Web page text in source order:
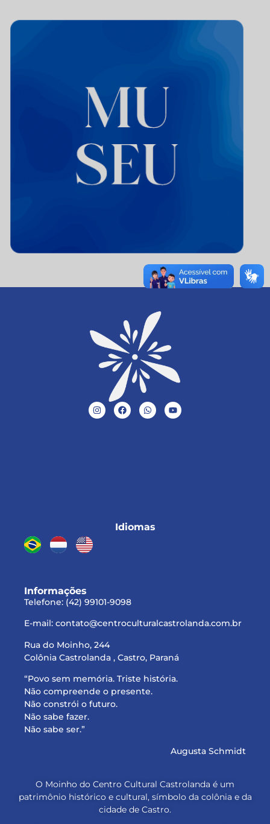
Idiomas
Informações
Telefone: (42) 99101-9098
E-mail: contato@centroculturalcastrolanda.com.br
Rua do Moinho, 244
Colônia Castrolanda , Castro, Paraná
“Povo sem memória. Triste história.
Não compreende o presente.
Não constrói o futuro.
Não sabe fazer.
Não sabe ser.”
Augusta Schmidt
O Moinho do Centro Cultural Castrolanda é um
patrimônio histórico e cultural, símbolo da colônia e da
cidade de Castro.